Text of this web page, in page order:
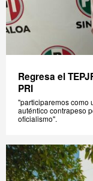
Regresa el
PRI
"participaremos como
auténtico contrapeso
oficialismo".